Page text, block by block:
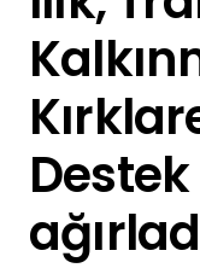
Destek